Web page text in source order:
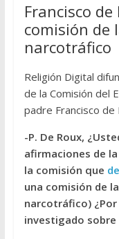
Francisco
comisión de
narcotráfico
Religión Digital
de la Comisión del
padre Francisco de
-P. De Roux,
afirmaciones de
la comisión que
una comisión de
narcotráfico) ¿Por
investigado